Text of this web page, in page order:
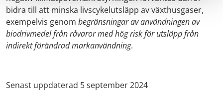
bidra till att minska livscykelutsläpp av växthusgaser,
exempelvis genom begränsningar av användningen av
biodrivmedel från råvaror med hög risk för utsläpp från
indirekt förändrad markanvändning.
Senast uppdaterad 5 september 2024